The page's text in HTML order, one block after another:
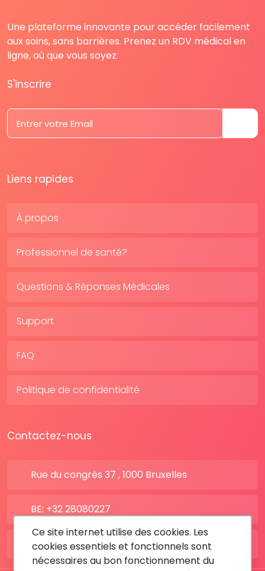
Une plateforme innovante pour accéder facilement
aux soins, sans barrières. Prenez un RDV médical en
ligne, où que vous soyez.
S'inscrire
Liens rapides
À propos
Professionnel de santé?
Questions & Réponses Médicales
Support
FAQ
Politique de confidentialité
Contactez-nous
Rue du congrès 37 , 1000 Bruxelles
BE: +32 28080227
FR: +33 183642895
Ce site internet utilise des cookies. Les
cookies essentiels et fonctionnels sont
nécessaires au bon fonctionnement du